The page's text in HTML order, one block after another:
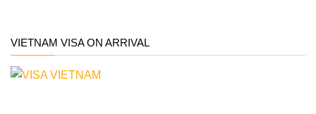
VIETNAM VISA ON ARRIVAL